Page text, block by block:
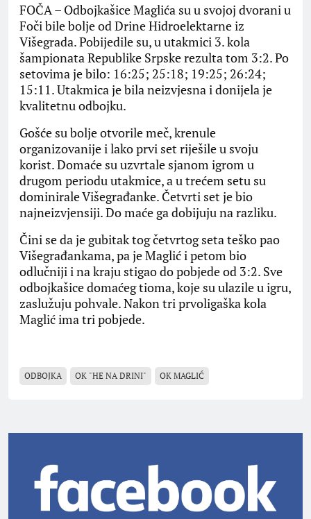
FOČA – Odbojkašice Maglića su u svojoj dvorani u
Foči bile bolje od Drine Hidroelektarne iz
Višegrada. Pobijedile su, u utakmici 3. kola
šampionata Republike Srpske rezulta tom 3:2. Po
setovima je bilo: 16:25; 25:18; 19:25; 26:24;
15:11. Utakmica je bila neizvjesna i donijela je
kvalitetnu odbojku.
Gošće su bolje otvorile meč, krenule
organizovanije i lako prvi set riješile u svoju
korist. Domaće su uzvrtale sjanom igrom u
drugom periodu utakmice, a u trećem setu su
dominirale Višegrađanke. Četvrti set je bio
najneizvjensiji. Do maće ga dobijuju na razliku.
Čini se da je gubitak tog četvrtog seta teško pao
Višegrađankama, pa je Maglić i petom bio
odlučniji i na kraju stigao do pobjede od 3:2. Sve
odbojkašice domaćeg tioma, koje su ulazile u igru,
zaslužuju pohvale. Nakon tri prvoligaška kola
Maglić ima tri pobjede.
ODBOJKA OK "HE NA DRINI" OK MAGLIĆ